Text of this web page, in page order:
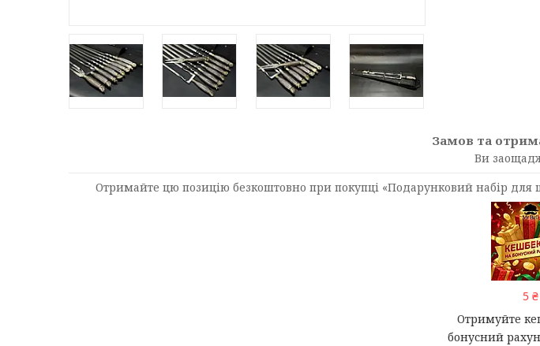
Замов та
Ви
Отримайте цю позицію безкоштовно при покупці «Подарунковий набір
5 ₴
Отримуйте
бонусний